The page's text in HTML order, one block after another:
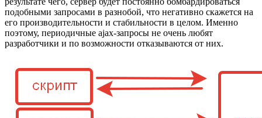
подобными запросами в разнобой, что негативно скажется на
его производительности и стабильности в целом. Именно
поэтому, периодичные ajax-запросы не очень любят
разработчики и по возможности отказываются от них.